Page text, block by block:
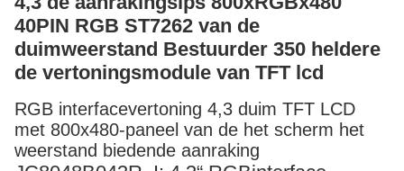
40PIN RGB ST7262 van de
duimweerstand Bestuurder 350 heldere
de vertoningsmodule van TFT lcd
RGB interfacevertoning 4,3 duim TFT LCD
met 800x480-paneel van de het scherm het
weerstand biedende aanraking